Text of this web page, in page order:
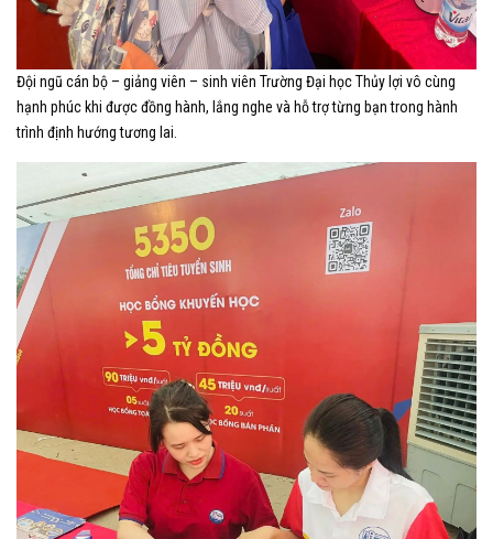
Đội ngũ cán bộ – giảng viên – sinh viên Trường Đại học Thủy lợi vô cùng
hạnh phúc khi được đồng hành, lắng nghe và hỗ trợ từng bạn trong hành
trình định hướng tương lai.